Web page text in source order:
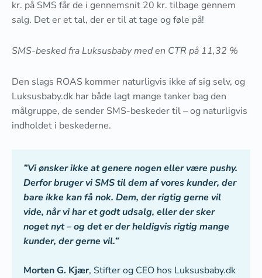
kr. på SMS får de i gennemsnit 20 kr. tilbage gennem
salg. Det er et tal, der er til at tage og føle på!
SMS-besked fra Luksusbaby med en CTR på 11,32 %
Den slags ROAS kommer naturligvis ikke af sig selv, og
Luksusbaby.dk har både lagt mange tanker bag den
målgruppe, de sender SMS-beskeder til – og naturligvis
indholdet i beskederne.
”Vi ønsker ikke at genere nogen eller være pushy.
Derfor bruger vi SMS til dem af vores kunder, der
bare ikke kan få nok. Dem, der rigtig gerne vil
vide, når vi har et godt udsalg, eller der sker
noget nyt – og det er der heldigvis rigtig mange
kunder, der gerne vil.”
Morten G. Kjær, Stifter og CEO hos Luksusbaby.dk